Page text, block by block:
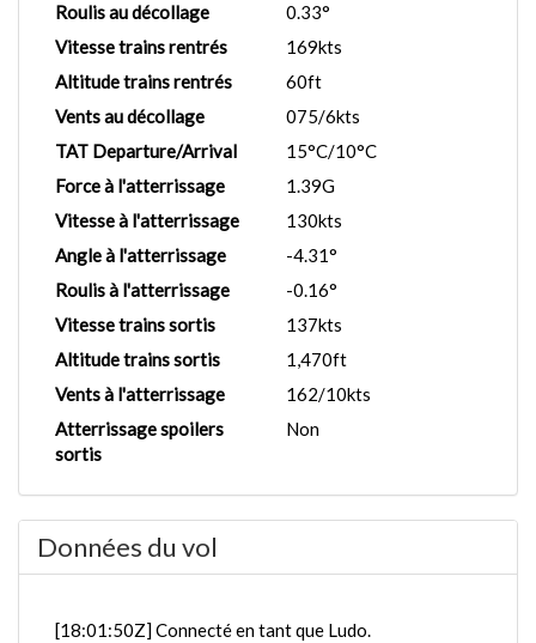
Roulis au décollage
0.33°
Vitesse trains rentrés
169kts
Altitude trains rentrés
60ft
Vents au décollage
075/6kts
TAT Departure/Arrival
15°C/10°C
Force à l'atterrissage
1.39G
Vitesse à l'atterrissage
130kts
Angle à l'atterrissage
-4.31°
Roulis à l'atterrissage
-0.16°
Vitesse trains sortis
137kts
Altitude trains sortis
1,470ft
Vents à l'atterrissage
162/10kts
Atterrissage spoilers
sortis
Non
Données du vol
[18:01:50Z] Connecté en tant que Ludo.